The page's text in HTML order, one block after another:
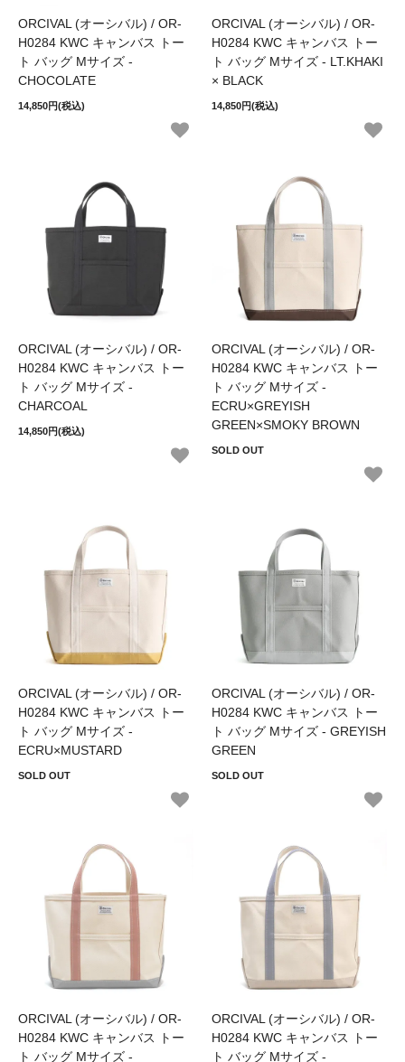
ORCIVAL (オーシバル) / OR-
H0284 KWC キャンバス トー
ト バッグ Mサイズ -
CHOCOLATE
14,850円(税込)
ORCIVAL (オーシバル) / OR-
H0284 KWC キャンバス トー
ト バッグ Mサイズ - LT.KHAKI
× BLACK
14,850円(税込)
ORCIVAL (オーシバル) / OR-
H0284 KWC キャンバス トー
ト バッグ Mサイズ -
CHARCOAL
14,850円(税込)
ORCIVAL (オーシバル) / OR-
H0284 KWC キャンバス トー
ト バッグ Mサイズ -
ECRU×GREYISH
GREEN×SMOKY BROWN
SOLD OUT
ORCIVAL (オーシバル) / OR-
H0284 KWC キャンバス トー
ト バッグ Mサイズ -
ECRU×MUSTARD
SOLD OUT
ORCIVAL (オーシバル) / OR-
H0284 KWC キャンバス トー
ト バッグ Mサイズ - GREYISH
GREEN
SOLD OUT
ORCIVAL (オーシバル) / OR-
H0284 KWC キャンバス トー
ト バッグ Mサイズ -
ORCIVAL (オーシバル) / OR-
H0284 KWC キャンバス トー
ト バッグ Mサイズ -